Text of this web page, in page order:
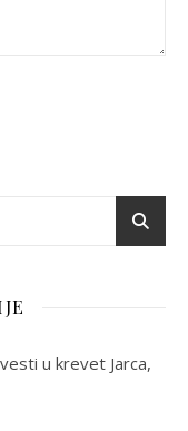
u krevet Jarca,